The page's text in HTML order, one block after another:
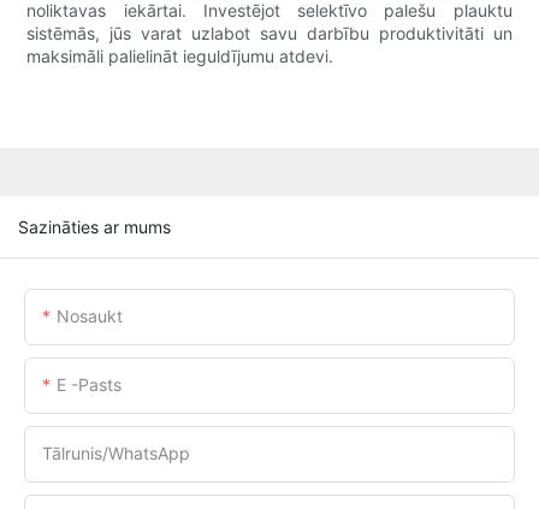
noliktavas iekārtai. Investējot selektīvo palešu plauktu
sistēmās, jūs varat uzlabot savu darbību produktivitāti un
maksimāli palielināt ieguldījumu atdevi.
Sazināties ar mums
Nosaukt
E -pasts
Tālrunis/WhatsApp